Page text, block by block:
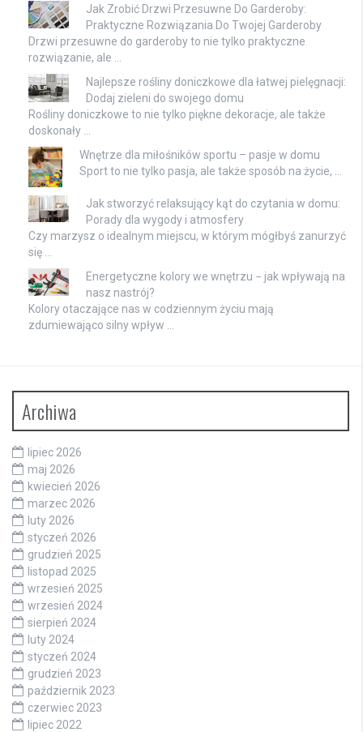
Jak Zrobić Drzwi Przesuwne Do Garderoby:
Praktyczne Rozwiązania Do Twojej Garderoby
Drzwi przesuwne do garderoby to nie tylko praktyczne
rozwiązanie, ale …
Najlepsze rośliny doniczkowe dla łatwej pielęgnacji:
Dodaj zieleni do swojego domu
Rośliny doniczkowe to nie tylko piękne dekoracje, ale także
doskonały …
Wnętrze dla miłośników sportu – pasje w domu
Sport to nie tylko pasja, ale także sposób na życie, …
Jak stworzyć relaksujący kąt do czytania w domu:
Porady dla wygody i atmosfery
Czy marzysz o idealnym miejscu, w którym mógłbyś zanurzyć
się …
Energetyczne kolory we wnętrzu − jak wpływają na
nasz nastrój?
Kolory otaczające nas w codziennym życiu mają
zdumiewająco silny wpływ …
Archiwa
lipiec 2026
maj 2026
kwiecień 2026
marzec 2026
luty 2026
styczeń 2026
grudzień 2025
listopad 2025
wrzesień 2025
wrzesień 2024
sierpień 2024
luty 2024
styczeń 2024
grudzień 2023
październik 2023
czerwiec 2023
lipiec 2022